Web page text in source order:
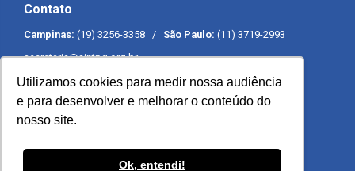
Utilizamos cookies para medir nossa audiência
e para desenvolver e melhorar o conteúdo do
nosso site.
Ok, entendi!
Contato
Campinas: (19) 3256-3358 / São Paulo: (11) 3719-2993
secretaria@sintpq.org.br
Expediente
Segunda a sexta-feira das 8h às 17h